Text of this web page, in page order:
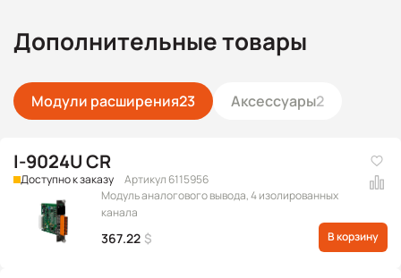
Дополнительные товары
Модули расширения23 Аксессуары2
I-9024U CR
Доступно к заказу
Артикул 6115956
Модуль аналогового вывода, 4 изолированных
канала
367.22 $ В корзину